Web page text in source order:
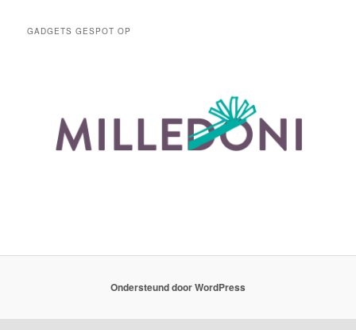
GADGETS GESPOT OP
Ondersteund door WordPress